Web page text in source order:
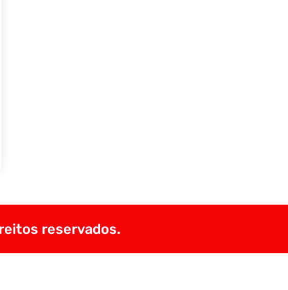
reservados.